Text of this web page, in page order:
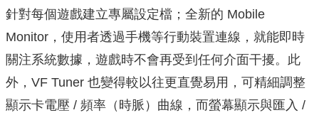
針對每個遊戲建立專屬設定檔；全新的 Mobile
Monitor，使用者透過手機等行動裝置連線，就能即時
關注系統數據，遊戲時不會再受到任何介面干擾。此
外，VF Tuner 也變得較以往更直覺易用，可精細調整
顯示卡電壓 / 頻率（時脈）曲線，而螢幕顯示與匯入 /